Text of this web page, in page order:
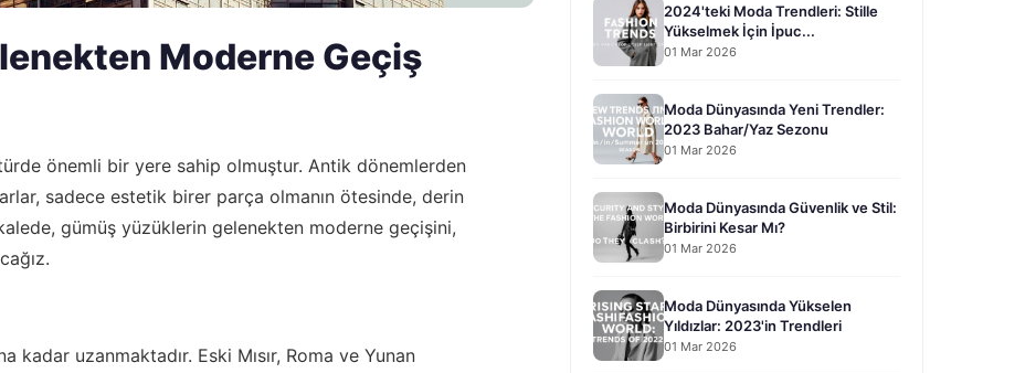
Moderne Geçiş
önemli bir yere sahip olmuştur. Antik dönemlerden
sadece estetik birer parça olmanın ötesinde, derin
gümüş yüzüklerin gelenekten moderne geçişini,
kadar uzanmaktadır. Eski Mısır, Roma ve Yunan
2024'teki Moda Trendleri: Stille
Yükselmek İçin İpuc...
01 Mar 2026
Moda Dünyasında Yeni Trendler:
2023 Bahar/Yaz Sezonu
01 Mar 2026
Moda Dünyasında Güvenlik ve Stil:
Birbirini Kesar Mı?
01 Mar 2026
Moda Dünyasında Yükselen
Yıldızlar: 2023'in Trendleri
01 Mar 2026